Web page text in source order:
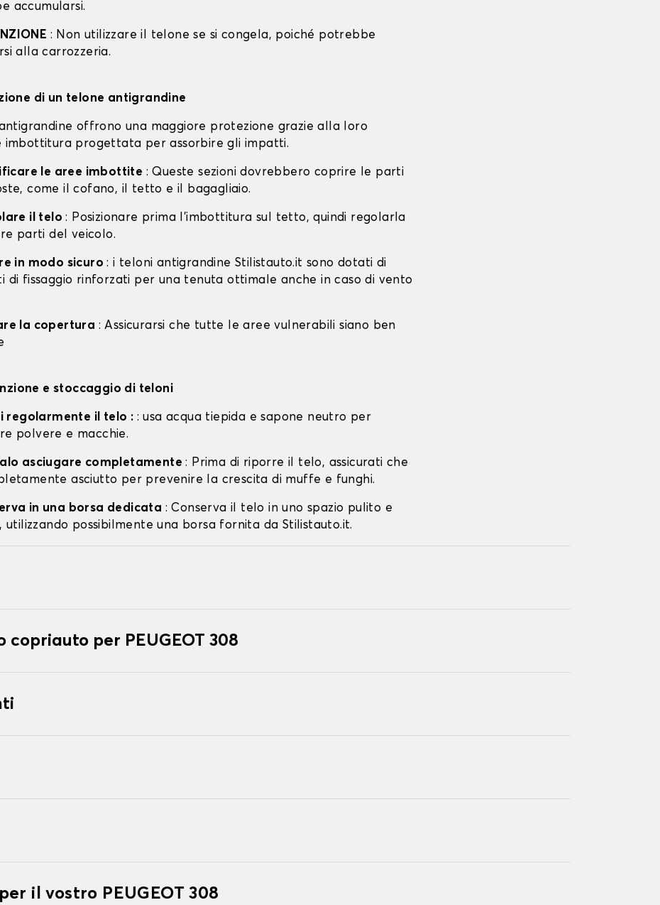
accumularsi.
: Non utilizzare il telone se si congela, poiché potrebbe
alla carrozzeria.
di un telone antigrandine
offrono una maggiore protezione grazie alla loro
imbottitura progettata per assorbire gli impatti.
le aree imbottite : Queste sezioni dovrebbero coprire le parti
come il cofano, il tetto e il bagagliaio.
il telo: Posizionare prima l'imbottitura sul tetto, quindi regolarla
parti del veicolo.
in modo sicuro: i teloni antigrandine Stilistauto.it sono dotati di
di fissaggio rinforzati per una tenuta ottimale anche in caso di vento
la copertura : Assicurarsi che tutte le aree vulnerabili siano ben
e stoccaggio di teloni
regolarmente il telo : : usa acqua tiepida e sapone neutro per
polvere e macchie.
asciugare completamente: Prima di riporre il telo, assicurati che
asciutto per prevenire la crescita di muffe e funghi.
in una borsa dedicata : Conserva il telo in uno spazio pulito e
utilizzando possibilmente una borsa fornita da Stilistauto.it.
per PEUGEOT 308
il vostro PEUGEOT 308